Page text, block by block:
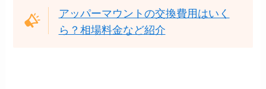
アッパーマウントの交換費用はいく
ら？相場料金など紹介